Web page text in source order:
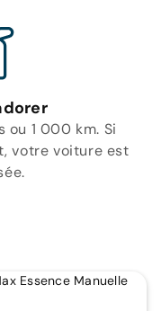
ou 1 000 km. Si
votre voiture est